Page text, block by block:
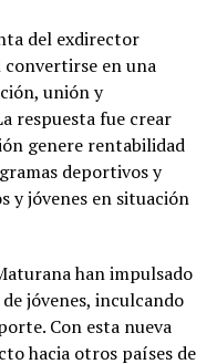
del exdirector
en una
unión y
respuesta fue crear
genere rentabilidad
deportivos y
y jóvenes en situación
han impulsado
jóvenes, inculcando
Con esta nueva
hacia otros países de